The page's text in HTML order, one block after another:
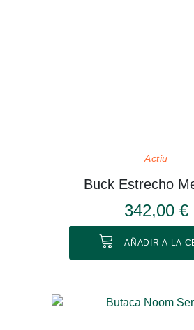
Actiu
Buck Estrecho
342,00 €
AÑADIR A LA